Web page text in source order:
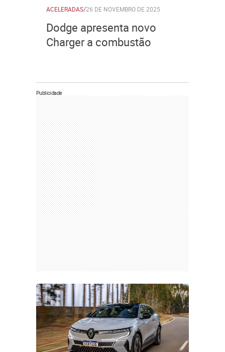
ACELERADAS/26 DE NOVEMBRO DE 2025
Dodge apresenta novo
Charger a combustão
Publicidade